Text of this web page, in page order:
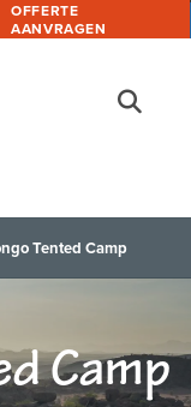
OFFERTE
AANVRAGEN
Tented Camp
Camp